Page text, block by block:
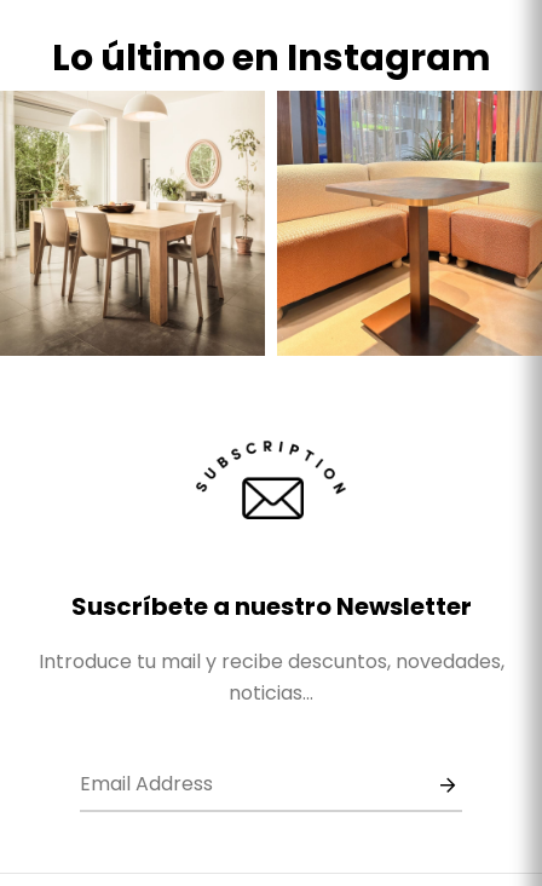
Lo último en Instagram
Suscríbete a nuestro Newsletter
Introduce tu mail y recibe descuntos, novedades,
noticias...